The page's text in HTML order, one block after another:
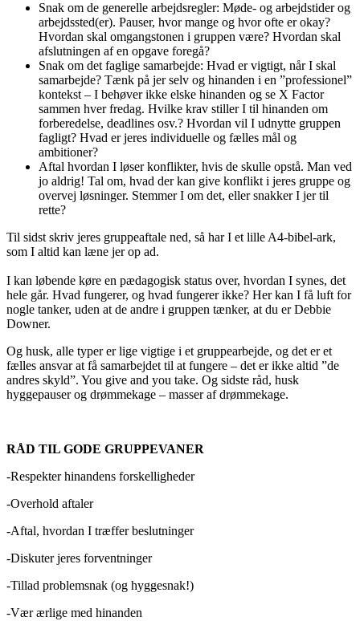
Snak om de generelle arbejdsregler: Møde- og arbejdstider og
arbejdssted(er). Pauser, hvor mange og hvor ofte er okay?
Hvordan skal omgangstonen i gruppen være? Hvordan skal
afslutningen af en opgave foregå?
Snak om det faglige samarbejde: Hvad er vigtigt, når I skal
samarbejde? Tænk på jer selv og hinanden i en ”professionel”
kontekst – I behøver ikke elske hinanden og se X Factor
sammen hver fredag. Hvilke krav stiller I til hinanden om
forberedelse, deadlines osv.? Hvordan vil I udnytte gruppen
fagligt? Hvad er jeres individuelle og fælles mål og
ambitioner?
Aftal hvordan I løser konflikter, hvis de skulle opstå. Man ved
jo aldrig! Tal om, hvad der kan give konflikt i jeres gruppe og
overvej løsninger. Stemmer I om det, eller snakker I jer til
rette?
Til sidst skriv jeres gruppeaftale ned, så har I et lille A4-bibel-ark,
som I altid kan læne jer op ad.
I kan løbende køre en pædagogisk status over, hvordan I synes, det
hele går. Hvad fungerer, og hvad fungerer ikke? Her kan I få luft for
nogle tanker, uden at de andre i gruppen tænker, at du er Debbie
Downer.
Og husk, alle typer er lige vigtige i et gruppearbejde, og det er et
fælles ansvar at få samarbejdet til at fungere – det er ikke altid ”de
andres skyld”. You give and you take. Og sidste råd, husk
hyggepauser og drømmekage – masser af drømmekage.
RÅD TIL GODE GRUPPEVANER
-Respekter hinandens forskelligheder
-Overhold aftaler
-Aftal, hvordan I træffer beslutninger
-Diskuter jeres forventninger
-Tillad problemsnak (og hyggesnak!)
-Vær ærlige med hinanden